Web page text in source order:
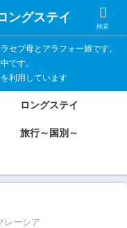
セブ母とアラフォー娘です。
です。
利用しています
ロングステイ
旅行～国別～
レーシア
検索